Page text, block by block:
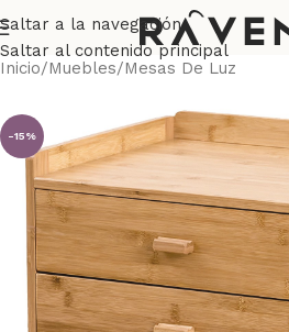
Saltar a la navegación
Saltar al contenido principal
Inicio/Muebles/Mesas De Luz
-15%